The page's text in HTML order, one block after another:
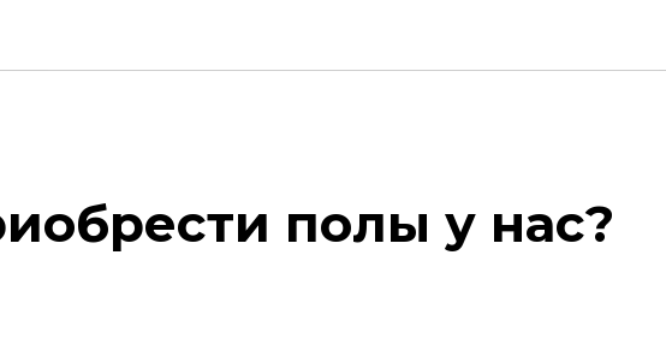
полы у нас?